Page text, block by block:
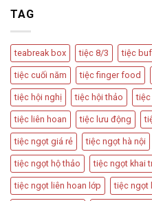
Kế
Bàn
Hấp
Các
Sự
TAG
teabreak box tiệc 8/3 tiệc
tiệc cuối năm tiệc finger food
tiệc hội nghị tiệc hội thảo tiệc
tiệc liên hoan tiệc lưu động
tiệc ngọt giá rẻ tiệc ngọt hà nội
tiệc ngọt hộ thảo tiệc ngọt khai
tiệc ngọt liên hoan lớp tiệc ngọt